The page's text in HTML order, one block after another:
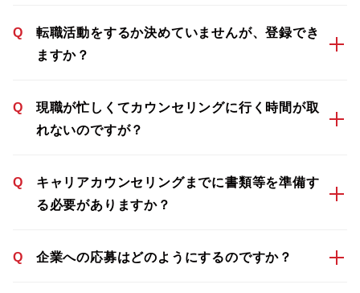
Q
転職活動をするか決めていませんが、登録でき
ますか？
Q
現職が忙しくてカウンセリングに行く時間が取
れないのですが？
Q
キャリアカウンセリングまでに書類等を準備す
る必要がありますか？
Q 企業への応募はどのようにするのですか？